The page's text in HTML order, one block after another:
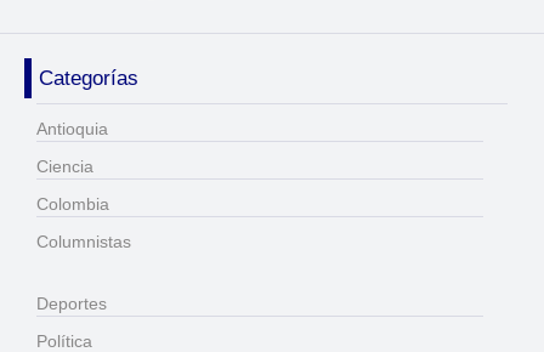
Categorías
Antioquia
Ciencia
Colombia
Columnistas
Deportes
Política